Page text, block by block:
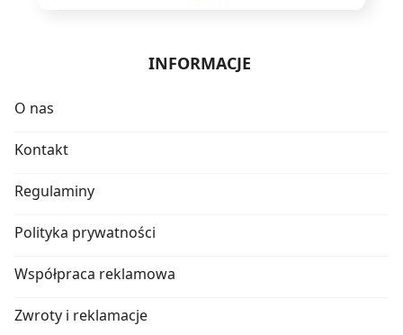
INFORMACJE
O nas
Kontakt
Regulaminy
Polityka prywatności
Współpraca reklamowa
Zwroty i reklamacje